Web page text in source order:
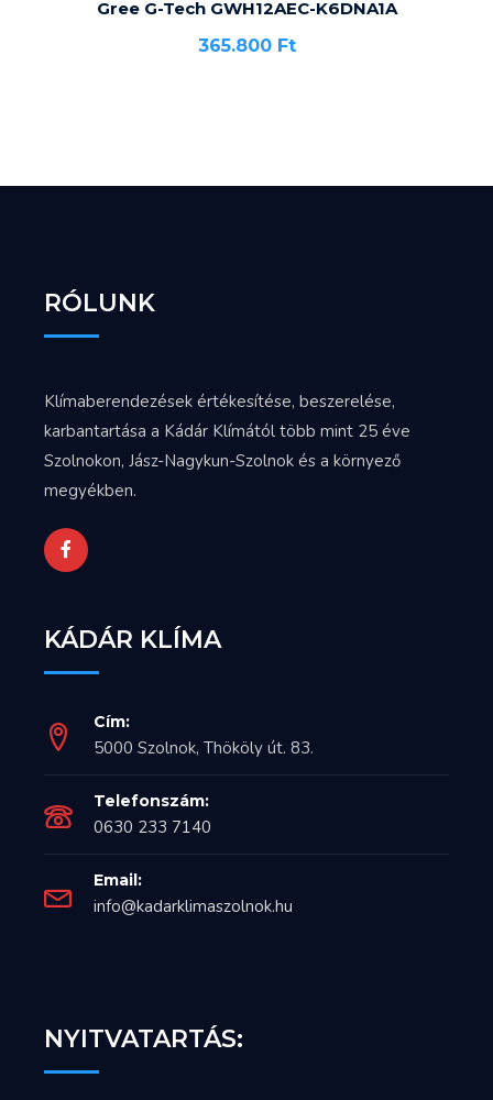
Gree G-Tech GWH12AEC-K6DNA1A
365.800 Ft
RÓLUNK
Klímaberendezések értékesítése, beszerelése,
karbantartása a Kádár Klímától több mint 25 éve
Szolnokon, Jász-Nagykun-Szolnok és a környező
megyékben.
KÁDÁR KLÍMA
Cím:
5000 Szolnok, Thököly út. 83.
Telefonszám:
0630 233 7140
Email:
info@kadarklimaszolnok.hu
NYITVATARTÁS: